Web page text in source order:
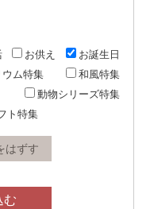
お供え
お誕生日
ム特集
和風特集
動物シリーズ特集
ト特集
はずす
む